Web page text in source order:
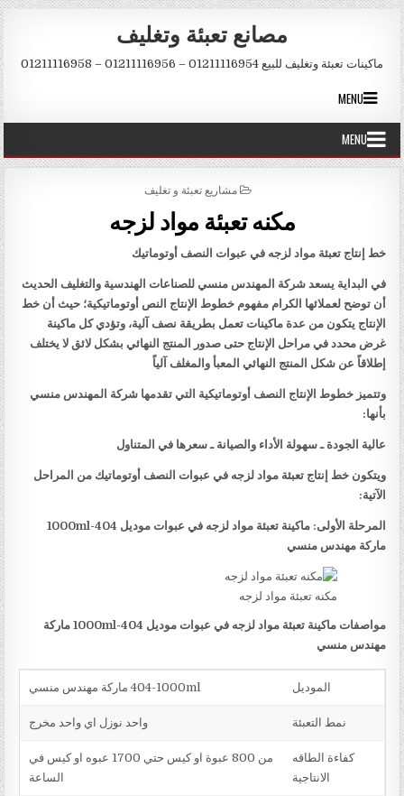
Skip to content
مصانع تعبئة وتغليف
ماكينات تعبئة وتغليف للبيع 01211116954 – 01211116956 – 01211116958
MENU
MENU
POSTED IN
مشاريع تعبئة و تغليف
مكنه تعبئة مواد لزجه
خط إنتاج تعبئة مواد لزجه في عبوات النصف أوتوماتيك
في البداية يسعد شركة المهندس منسي للصناعات الهندسية والتغليف الحديث
أن توضح لعملائها الكرام مفهوم خطوط الإنتاج النص أوتوماتيكية؛ حيث أن خط
الإنتاج يتكون من عدة ماكينات تعمل بطريقة نصف آلية، وتؤدي كل ماكينة
غرض محدد في مراحل الإنتاج حتى صدور المنتج النهائي بشكل لائق لا يختلف
إطلاقاً عن شكل المنتج النهائي المعبأ والمغلف آلياً
وتتميز خطوط الإنتاج النصف أوتوماتيكية التي تقدمها شركة المهندس منسي
بأنها:
عالية الجودة ـ سهولة الأداء والصيانة ـ سعرها في المتناول
ويتكون خط إنتاج تعبئة مواد لزجه في عبوات النصف أوتوماتيك من المراحل
الآتية:
المرحلة الأولى: ماكينة تعبئة مواد لزجه في عبوات موديل 404-1000ml
ماركة مهندس منسي
مكنه تعبئة مواد لزجه
مواصفات ماكينة تعبئة مواد لزجه في عبوات موديل 404-1000ml
ماركة
مهندس منسي
الموديل 404-1000ml ماركة مهندس منسي
نمط التعبئة واحد نوزل اي واحد مخرج
كفاءة الطاقه
الانتاجية
من 800 عبوة او كيس حتي 1700 عبوه او كيس في
الساعة